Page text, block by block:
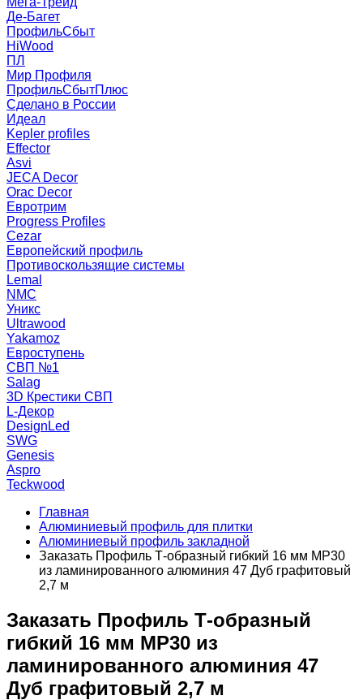
Де-Багет
ПрофильСбыт
HiWood
ПЛ
Мир Профиля
ПрофильСбытПлюс
Сделано в России
Идеал
Kepler profiles
Effector
Asvi
JECA Decor
Orac Decor
Евротрим
Progress Profiles
Cezar
Европейский профиль
Противоскользящие системы
Lemal
NMC
Уникс
Ultrawood
Yakamoz
Евроступень
СВП №1
Salag
3D Крестики СВП
L-Декор
DesignLed
SWG
Genesis
Aspro
Teckwood
Главная
Алюминиевый профиль для плитки
Алюминиевый профиль закладной
Заказать Профиль Т-образный гибкий 16 мм MP30
из ламинированного алюминия 47 Дуб графитовый
2,7 м
Заказать Профиль Т-образный
гибкий 16 мм MP30 из
ламинированного алюминия 47
Дуб графитовый 2,7 м